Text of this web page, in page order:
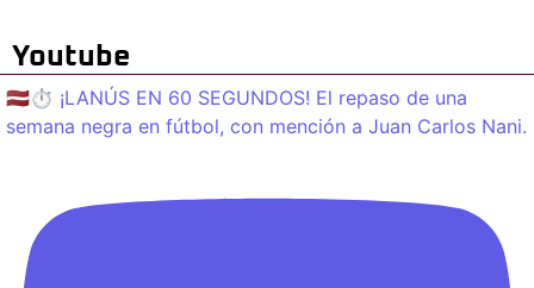
Youtube
🇱🇻⏱️ ¡LANÚS EN 60 SEGUNDOS! El repaso de una
semana negra en fútbol, con mención a Juan Carlos Nani.